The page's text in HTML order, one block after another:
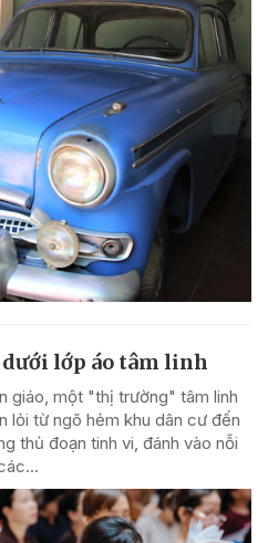
lớp áo tâm linh
giáo, một "thị trường" tâm linh
lỏi từ ngõ hẻm khu dân cư đến
thủ đoạn tinh vi, đánh vào nỗi